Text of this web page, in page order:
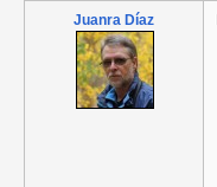
Juanra Díaz